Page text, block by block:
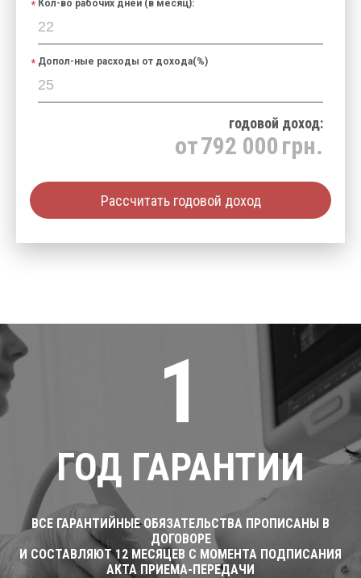
Кол-во рабочих дней (в месяц):
Допол-ные расходы от дохода(%)
годовой доход:
от792 000 грн.
Рассчитать годовой доход
1
ГОД ГАРАНТИИ
ВСЕ ГАРАНТИЙНЫЕ ОБЯЗАТЕЛЬСТВА ПРОПИСАНЫ В
ДОГОВОРЕ
И СОСТАВЛЯЮТ 12 МЕСЯЦЕВ С МОМЕНТА ПОДПИСАНИЯ
АКТА ПРИЕМА-ПЕРЕДАЧИ